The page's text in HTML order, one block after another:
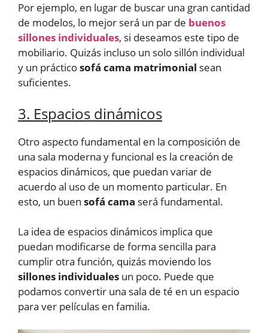
Por ejemplo, en lugar de buscar una gran cantidad
de modelos, lo mejor será un par de buenos
sillones individuales, si deseamos este tipo de
mobiliario. Quizás incluso un solo sillón individual
y un prácticosofá cama matrimonial sean
suficientes.
3. Espacios dinámicos
Otro aspecto fundamental en la composición de
una sala moderna y funcional es la creación de
espacios dinámicos, que puedan variar de
acuerdo al uso de un momento particular. En
esto, un buen sofá cama será fundamental.
La idea de espacios dinámicos implica que
puedan modificarse de forma sencilla para
cumplir otra función, quizás moviendo los
sillones individuales un poco. Puede que
podamos convertir una sala de té en un espacio
para ver películas en familia.